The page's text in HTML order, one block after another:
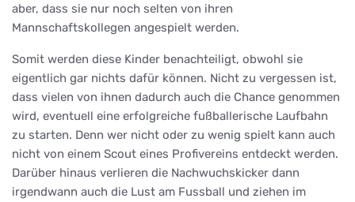
aber, dass sie nur noch selten von ihren
Mannschaftskollegen angespielt werden.
Somit werden diese Kinder benachteiligt, obwohl sie
eigentlich gar nichts dafür können. Nicht zu vergessen ist,
dass vielen von ihnen dadurch auch die Chance genommen
wird, eventuell eine erfolgreiche fußballerische Laufbahn
zu starten. Denn wer nicht oder zu wenig spielt kann auch
nicht von einem Scout eines Profivereins entdeckt werden.
Darüber hinaus verlieren die Nachwuchskicker dann
irgendwann auch die Lust am Fussball und ziehen im